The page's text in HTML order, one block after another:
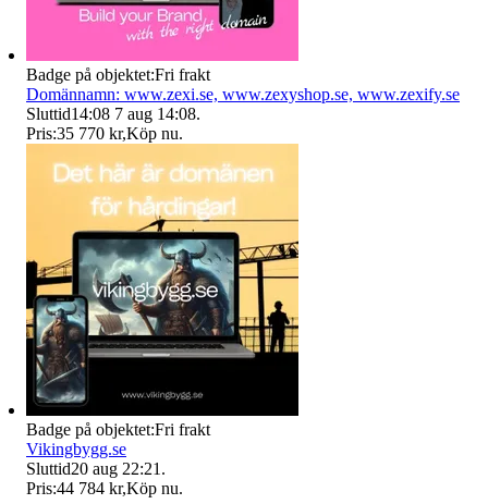
Badge på objektet:Fri frakt
Domännamn: www.zexi.se, www.zexyshop.se, www.zexify.se
Sluttid14:08 7 aug 14:08.
Pris:35 770 kr,Köp nu.
Badge på objektet:Fri frakt
Vikingbygg.se
Sluttid20 aug 22:21 .
Pris:44 784 kr,Köp nu.